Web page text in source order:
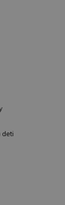
deti